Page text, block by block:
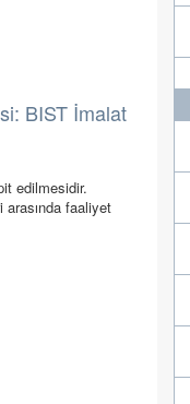
BIST İmalat
edilmesidir.
arasında faaliyet